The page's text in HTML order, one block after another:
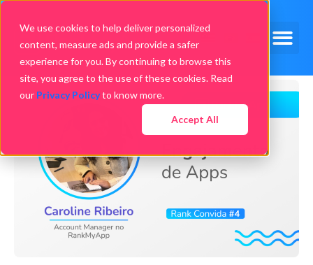
We use cookies to help deliver personalized
content, measure ads and provide a safer
experience for you. By continuing to browse this
site, you agree to the use of these cookies. Read
our Privacy Policyto know more.
Accept All